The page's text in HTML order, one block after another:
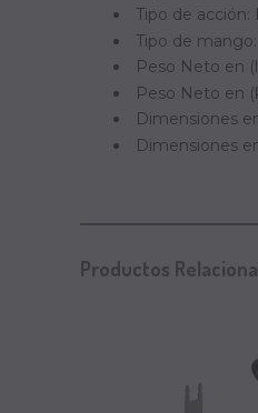
Tipo de acción:
Tipo de
Peso Neto en
Peso Neto en
Dimensiones
Dimensiones
Productos